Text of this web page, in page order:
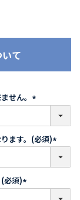
て
せん。
必
須
)
ます。(必須)
必
)
必須)